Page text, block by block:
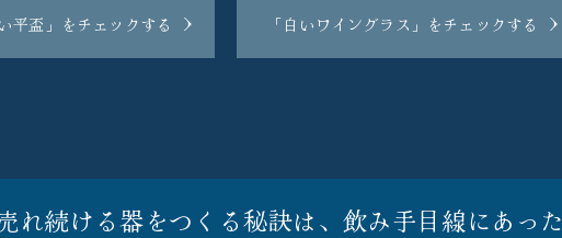
平盃」をチェックする 「白いワイングラス」をチェックする
れ続ける器をつくる秘訣は、飲み手目線にあった